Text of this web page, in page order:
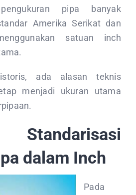
pipa banyak
Amerika Serikat dan
satuan inch
ada alasan teknis
menjadi ukuran utama
Standarisasi
dalam Inch
Pada